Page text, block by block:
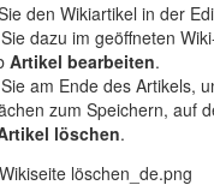
den Wikiartikel in der
dazu im geöffneten
Artikel bearbeiten.
am Ende des Artikels,
zum Speichern, auf
löschen.